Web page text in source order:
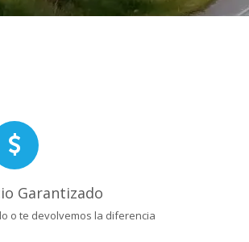
Garantizado
o te devolvemos la diferencia